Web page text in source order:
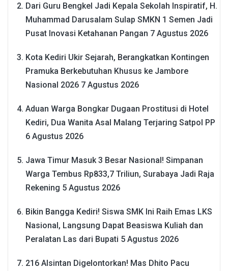
Dari Guru Bengkel Jadi Kepala Sekolah Inspiratif, H.
Muhammad Darusalam Sulap SMKN 1 Semen Jadi
Pusat Inovasi Ketahanan Pangan 7 Agustus 2026
Kota Kediri Ukir Sejarah, Berangkatkan Kontingen
Pramuka Berkebutuhan Khusus ke Jambore
Nasional 2026 7 Agustus 2026
Aduan Warga Bongkar Dugaan Prostitusi di Hotel
Kediri, Dua Wanita Asal Malang Terjaring Satpol PP
6 Agustus 2026
Jawa Timur Masuk 3 Besar Nasional! Simpanan
Warga Tembus Rp833,7 Triliun, Surabaya Jadi Raja
Rekening 5 Agustus 2026
Bikin Bangga Kediri! Siswa SMK Ini Raih Emas LKS
Nasional, Langsung Dapat Beasiswa Kuliah dan
Peralatan Las dari Bupati 5 Agustus 2026
216 Alsintan Digelontorkan! Mas Dhito Pacu